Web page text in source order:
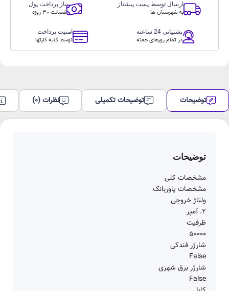
P502M
ارسال توسط پست پیشتاز
به شهرستان ها
باز پرداخت پول
ضمانت 30 روزه
پشتیانی 24 ساعته
در تمام روزهای هفته
امنیت پرداخت
توسط کلیه کارتها
توضیحات توضیحات تکمیلی نظرات (0)
توضیحات
مشخصات کلی
مشخصات پاوربانک
ولتاژ خروجی
2. آمپر
ظرفیت
50000
شارژر فندکی
False
شارژر برق شهری
False